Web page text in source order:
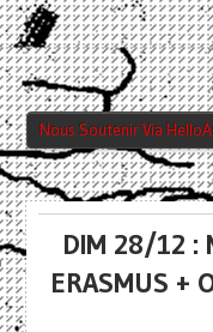
Nous Soutenir Via
DIM 28/12 :
ERASMUS +